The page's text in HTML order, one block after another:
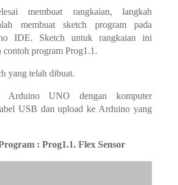
membuat rangkaian, langkah
membuat sketch program pada
IDE. Sketch untuk rangkaian ini
program Prog1.1.
yang telah dibuat.
Arduino UNO dengan komputer
USB dan upload ke Arduino yang
: Prog1.1. Flex Sensor